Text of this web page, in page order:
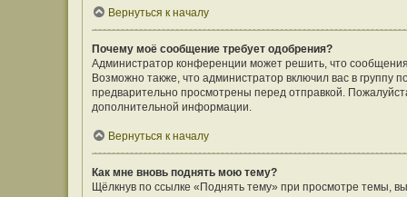
Вернуться к началу
Почему моё сообщение требует одобрения?
Администратор конференции может решить, что
Возможно также, что администратор включил вас в
предварительно просмотрены перед отправкой.
дополнительной информации.
Вернуться к началу
Как мне вновь поднять мою тему?
Щёлкнув по ссылке «Поднять тему» при просмотре темы,